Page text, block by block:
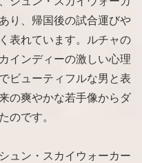
り、帰国後の試合運びや
表れています。ルチャの
インディーの激しい心理
ビューティフルな男と表
の爽やかな若手像からダ
のです。
ュン・スカイウォーカー